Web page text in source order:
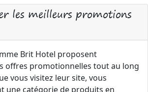
les meilleurs promotions
Brit Hotel proposent
offres promotionnelles tout au long
vous visitez leur site, vous
une catégorie de produits en